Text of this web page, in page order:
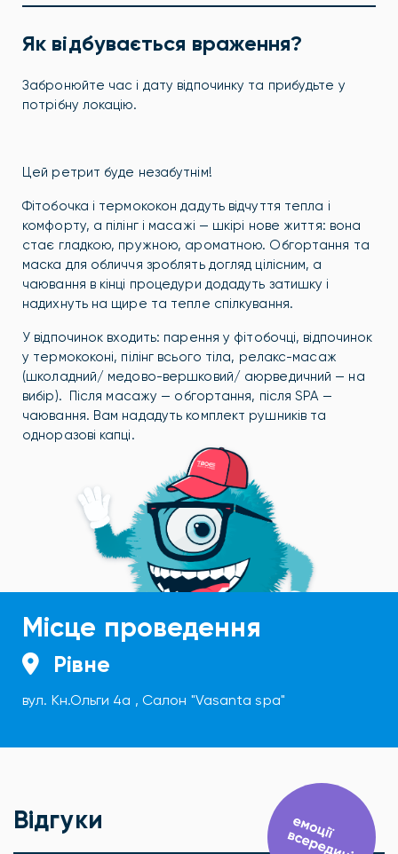
Як відбувається враження?
Забронюйте час і дату відпочинку та прибудьте у
потрібну локацію.
Цей ретрит буде незабутнім!
Фітобочка і термококон дадуть відчуття тепла і
комфорту, а пілінг і масажі — шкірі нове життя: вона
стає гладкою, пружною, ароматною. Обгортання та
маска для обличчя зроблять догляд цілісним, а
чаювання в кінці процедури додадуть затишку і
надихнуть на щире та тепле спілкування.
У відпочинок входить: парення у фітобочці, відпочинок
у термококоні, пілінг всього тіла, релакс-масаж
(школадний/ медово-вершковий/ аюрведичний — на
вибір). Після масажу — обгортання, після SPA —
чаювання. Вам нададуть комплект рушників та
одноразові капці.
Місце проведення
Рівне
вул. Кн.Ольги 4а , Салон "Vasanta spa"
Відгуки